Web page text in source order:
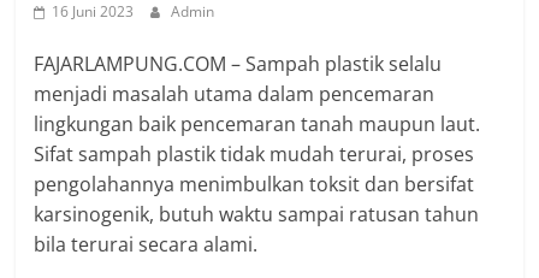
16 Juni 2023 Admin
FAJARLAMPUNG.COM – Sampah plastik selalu
menjadi masalah utama dalam pencemaran
lingkungan baik pencemaran tanah maupun laut.
Sifat sampah plastik tidak mudah terurai, proses
pengolahannya menimbulkan toksit dan bersifat
karsinogenik, butuh waktu sampai ratusan tahun
bila terurai secara alami.